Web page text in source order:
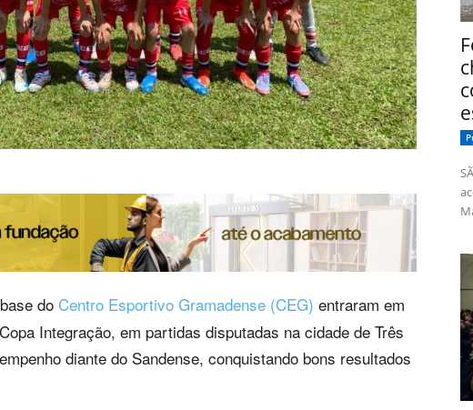
doCentro Esportivo Gramadense (CEG) entraram em
Integração, em partidas disputadas na cidade de Três
diante do Sandense, conquistando bons resultados